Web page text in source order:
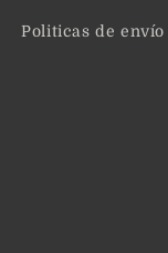
Politicas de envío